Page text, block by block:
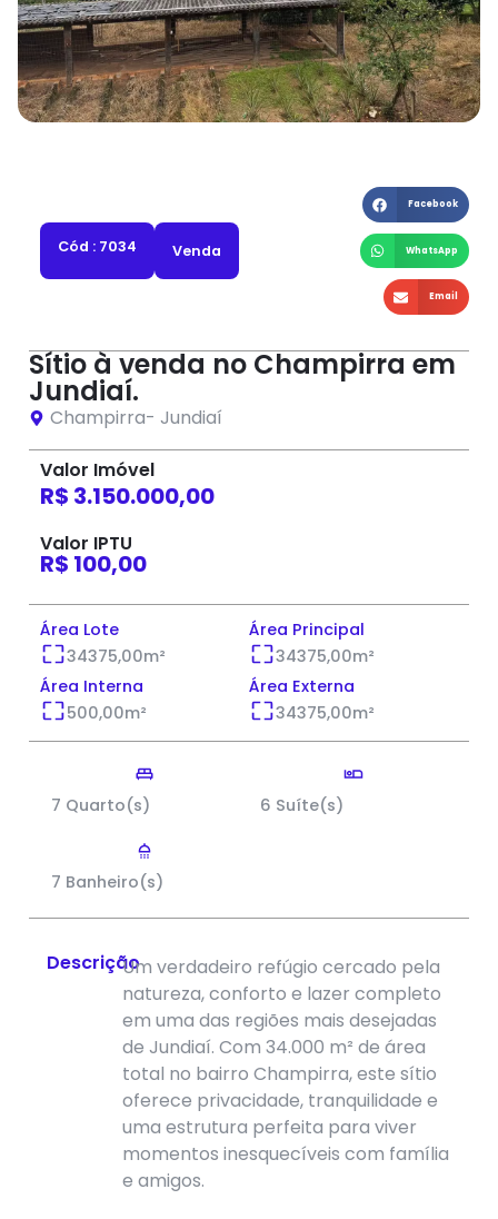
Cód : 7034 Venda
Facebook
WhatsApp
Email
Sítio à venda no Champirra em
Jundiaí.
Champirra- Jundiaí
Valor Imóvel
R$ 3.150.000,00
Valor IPTU
R$ 100,00
Área Lote
34375,00m²
Área Principal
34375,00m²
Área Interna
500,00m²
Área Externa
34375,00m²
7 Quarto(s) 6 Suíte(s)
7 Banheiro(s)
DescriçãoUm verdadeiro refúgio cercado pela
natureza, conforto e lazer completo
em uma das regiões mais desejadas
de Jundiaí. Com 34.000 m² de área
total no bairro Champirra, este sítio
oferece privacidade, tranquilidade e
uma estrutura perfeita para viver
momentos inesquecíveis com família
e amigos.